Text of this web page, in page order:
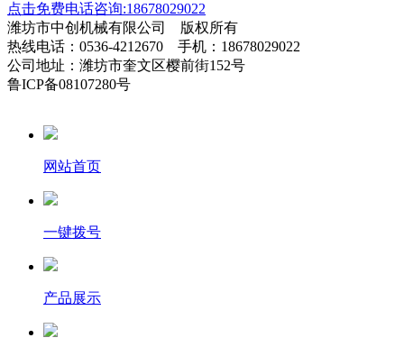
点击免费电话咨询:18678029022
潍坊市中创机械有限公司 版权所有
热线电话：0536-4212670 手机：18678029022
公司地址：潍坊市奎文区樱前街152号
鲁ICP备08107280号
网站首页
一键拨号
产品展示